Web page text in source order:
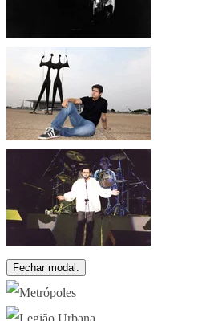
Fechar modal.